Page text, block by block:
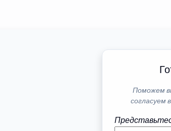
Поможем
согласуем